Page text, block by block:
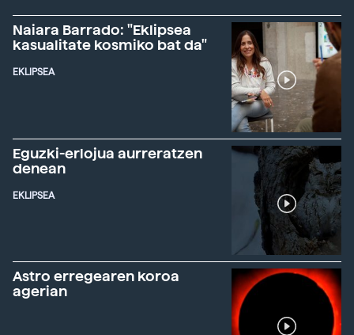
Naiara Barrado: "Eklipsea
kasualitate kosmiko bat da"
EKLIPSEA
Eguzki-erlojua aurreratzen
denean
EKLIPSEA
Astro erregearen koroa
agerian